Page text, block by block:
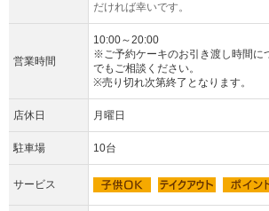
だければ幸いです。
営業時間
10:00～20:00
※ご予約ケーキのお引き渡し時間に
でもご相談ください。
※売り切れ次第終了となります。
店休日 月曜日
駐車場 10台
サービス